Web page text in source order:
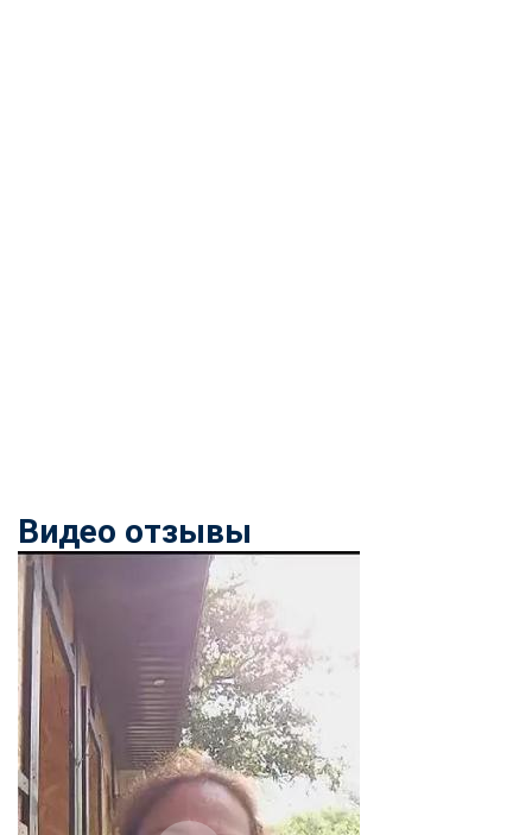
Видео отзывы
Мессенджеры
Свяжитесь с нами через любой удобный мессенджер!
Telegram WhatsApp
Vkontakte EMail
Max